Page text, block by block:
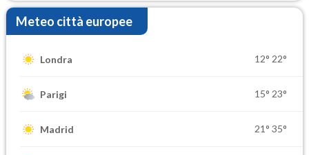
Meteo città europee
Londra 12° 22°
Parigi 15° 23°
Madrid 21° 35°